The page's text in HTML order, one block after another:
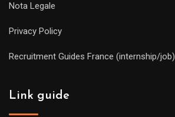
Nota Legale
Privacy Policy
Recruitment Guides France (internship/job)
Link guide